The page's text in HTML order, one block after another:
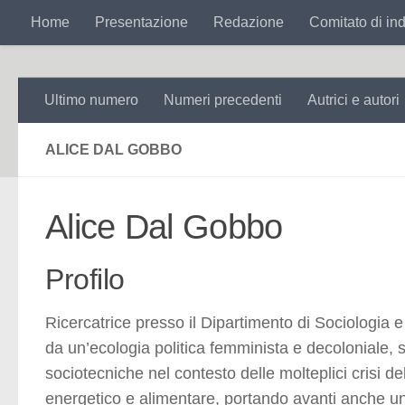
Salta al contenuto
Home Presentazione Redazione Comitato di
Ultimo numero Numeri precedenti Autrici e autori
ALICE DAL GOBBO
Alice Dal Gobbo
Profilo
Ricercatrice presso il Dipartimento di Sociologia
da un’ecologia politica femminista e
sociotecniche nel contesto delle molteplici crisi
energetico e alimentare, portando avanti anche